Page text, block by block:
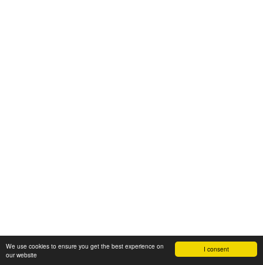
I consent
We use cookies to ensure you get the best experience on
our website